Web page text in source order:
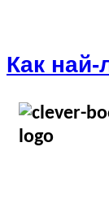
Как най-